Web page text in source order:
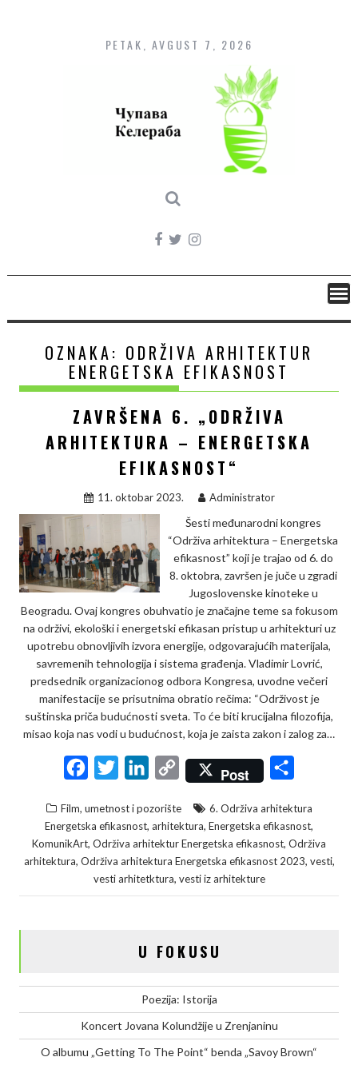
content
PETAK, AVGUST 7, 2026
OZNAKA: ODRŽIVA ARHITEKTUR
ENERGETSKA EFIKASNOST
ZAVRŠENA 6. „ODRŽIVA
ARHITEKTURA – ENERGETSKA
EFIKASNOST“
11. oktobar 2023. Administrator
Šesti međunarodni kongres
“Održiva arhitektura – Energetska
efikasnost” koji je trajao od 6. do
8. oktobra, završen je juče u zgradi
Jugoslovenske kinoteke u
Beogradu. Ovaj kongres obuhvatio je značajne teme sa fokusom
na održivi, ekološki i energetski efikasan pristup u arhitekturi uz
upotrebu obnovljivih izvora energije, odgovarajućih materijala,
savremenih tehnologija i sistema građenja. Vladimir Lovrić,
predsednik organizacionog odbora Kongresa, uvodne večeri
manifestacije se prisutnima obratio rečima: “Održivost je
suštinska priča budućnosti sveta. To će biti krucijalna filozofija,
misao koja nas vodi u budućnost, koja je zaista zakon i zalog za…
c
e
b
i
t
t
e
n
k
e
d
C
p
y
L
i
Post
a
r
e
Film, umetnost i pozorište
6. Održiva arhitektura
Energetska efikasnost, arhitektura, Energetska efikasnost,
KomunikArt, Održiva arhitektur Energetska efikasnost, Održiva
arhitektura, Održiva arhitektura Energetska efikasnost 2023, vesti,
vesti arhitetktura, vesti iz arhitekture
U FOKUSU
Poezija: Istorija
Koncert Jovana Kolundžije u Zrenjaninu
O albumu „Getting To The Point“ benda „Savoy Brown“